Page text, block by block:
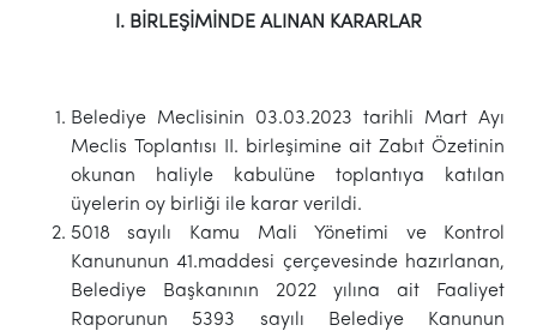
I. BİRLEŞİMİNDE ALINAN KARARLAR
Belediye Meclisinin 03.03.2023 tarihli Mart Ayı
Meclis Toplantısı II. birleşimine ait Zabıt Özetinin
okunan haliyle kabulüne toplantıya katılan
üyelerin oy birliği ile karar verildi.
5018 sayılı Kamu Mali Yönetimi ve Kontrol
Kanununun 41.maddesi çerçevesinde hazırlanan,
Belediye Başkanının 2022 yılına ait Faaliyet
Raporunun 5393 sayılı Belediye Kanunun